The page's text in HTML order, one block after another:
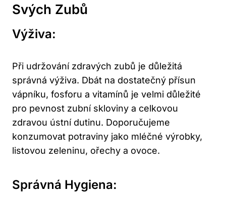
Svých Zubů
Výživa:
Při udržování zdravých zubů je důležitá
správná výživa. Dbát na dostatečný přísun
vápníku, fosforu a vitamínů je velmi důležité
pro pevnost zubní skloviny a celkovou
zdravou ústní dutinu. Doporučujeme
konzumovat potraviny jako mléčné výrobky,
listovou zeleninu, ořechy a ovoce.
Správná Hygiena: